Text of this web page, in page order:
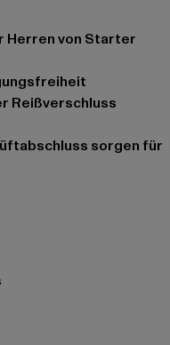
Herren von Starter
Reißverschluss